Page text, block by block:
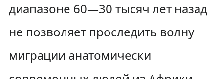
диапазоне 60—30 тысяч лет назад
не позволяет проследить волну
миграции анатомически